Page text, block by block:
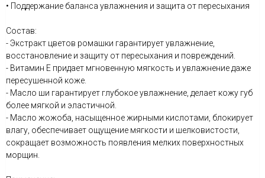
• Поддержание баланса увлажнения и защита от пересыхания
Состав:
- Экстракт цветов ромашки гарантирует увлажнение,
восстановление и защиту от пересыхания и повреждений.
- Витамин Е придает мгновенную мягкость и увлажнение даже
пересушенной коже.
- Масло ши гарантирует глубокое увлажнение, делает кожу губ
более мягкой и эластичной.
- Масло жожоба, насыщенное жирными кислотами, блокирует
влагу, обеспечивает ощущение мягкости и шелковистости,
сокращает возможность появления мелких поверхностных
морщин.